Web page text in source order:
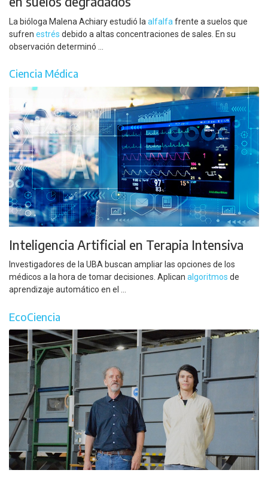
La bióloga Malena Achiary estudió la alfalfa frente a suelos que
sufren estrés debido a altas concentraciones de sales. En su
observación determinó ...
Ciencia Médica
Inteligencia Artificial en Terapia Intensiva
Investigadores de la UBA buscan ampliar las opciones de los
médicos a la hora de tomar decisiones. Aplican algoritmos de
aprendizaje automático en el ...
EcoCiencia